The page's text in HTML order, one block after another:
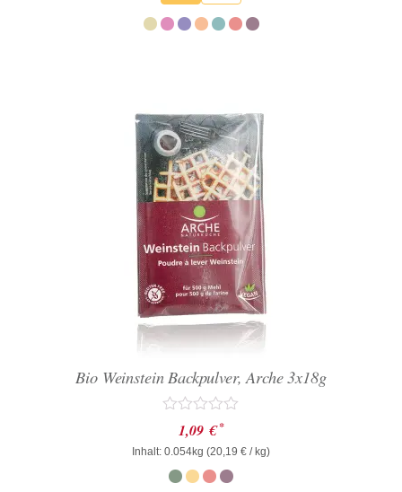
Bio Weinstein Backpulver, Arche 3x18g
Bewertet
mit
0
von
5
1,09 € *
Inhalt: 0.054kg (20,19 € / kg)